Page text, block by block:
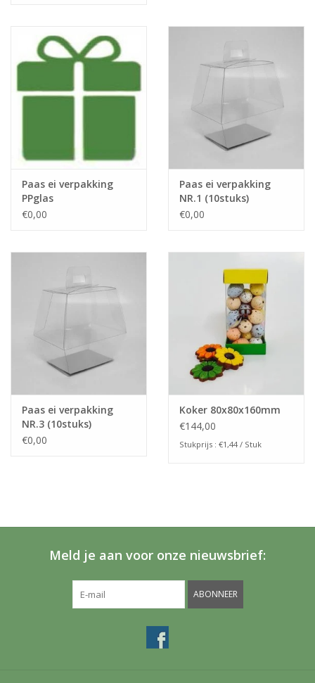
Paas ei verpakking
PPglas
€0,00
Paas ei verpakking
NR.1 (10stuks)
€0,00
Paas ei verpakking
NR.3 (10stuks)
€0,00
Koker 80x80x160mm
€144,00
Stukprijs : €1,44 / Stuk
Meld je aan voor onze nieuwsbrief:
ABONNEER